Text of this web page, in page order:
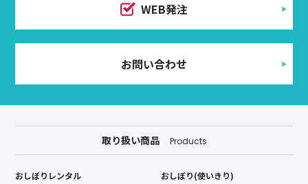
WEB発注
お問い合わせ
取り扱い商品 Products
おしぼりレンタル おしぼり(使いきり)